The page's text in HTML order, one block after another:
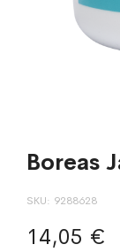
Boreas
SKU 9288628
14,05 €